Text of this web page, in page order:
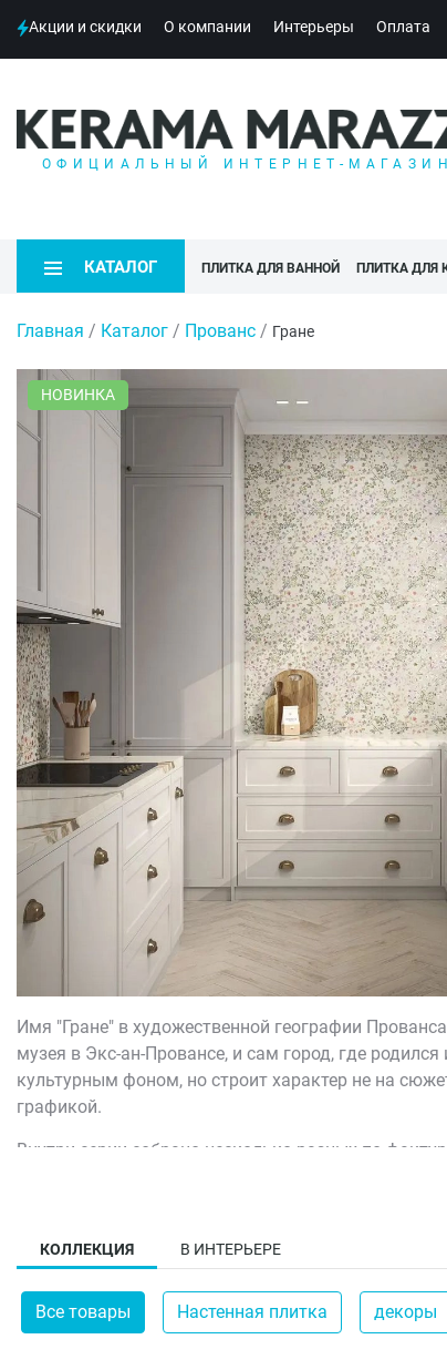
Акции и скидки О компании Интерьеры Оплата
ОФИЦИАЛЬНЫЙ ИНТЕРНЕТ-МАГАЗИН
КАТАЛОГ ПЛИТКА ДЛЯ ВАННОЙ ПЛИТКА ДЛЯ
Главная / Каталог / Прованс / Гране
НОВИНКА
Имя "Гране" в художественной географии
музея в Экс-ан-Провансе, и сам город, где
культурным фоном, но строит характер не на
графикой.
Внутри серии собрано несколько разных по
пола "Гране" удачно работает в паре с
углом и освещением бутоны и соцветия чуть
КОЛЛЕКЦИЯ В ИНТЕРЬЕРЕ
Все товары Настенная плитка декоры